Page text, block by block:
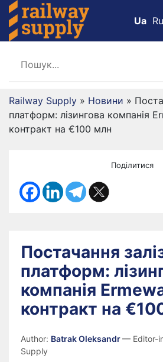
Ua Ru
Railway Supply » Новини »
платформ: лізингова компанія
контракт на €100 млн
Поділитися
Постачання
платформ:
компанія
контракт на
Author: Batrak Oleksandr— Editor-
Supply